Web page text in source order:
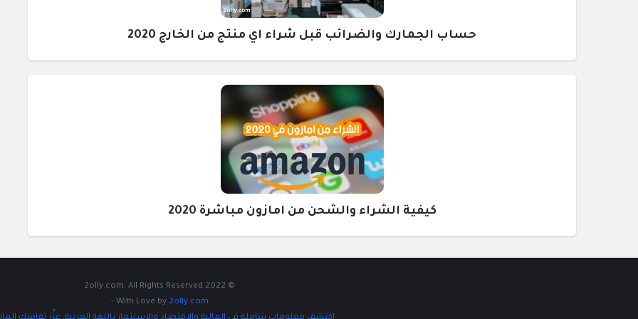
حساب الجمارك والضرائب قبل شراء اي منتج من الخارج 2020
كيفية الشراء والشحن من امازون مباشرة 2020
© 2022 2olly.com. All Rights Reserved
With Love by 2olly.com
-